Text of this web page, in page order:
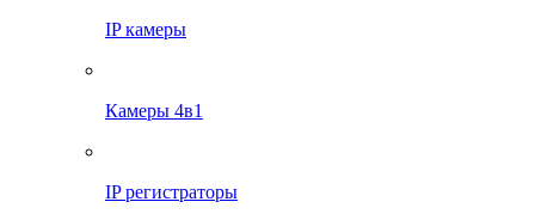
IP камеры
Камеры 4в1
IP регистраторы